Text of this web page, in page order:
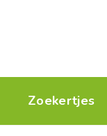
Zoekertjes